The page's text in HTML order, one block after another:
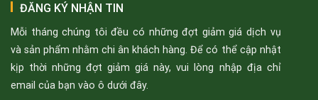
ĐĂNG KÝ NHẬN TIN
Mỗi tháng chúng tôi đều có những đợt giảm giá dịch vụ
và sản phẩm nhằm chi ân khách hàng. Để có thể cập nhật
kịp thời những đợt giảm giá này, vui lòng nhập địa chỉ
email của bạn vào ô dưới đây.